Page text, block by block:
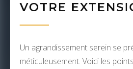
VOTRE
Un agrandissement serein se
méticuleusement. Voici les